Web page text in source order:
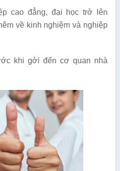
cao đẳng, đại học trở lên
về kinh nghiệm và nghiệp
khi gởi đến cơ quan nhà